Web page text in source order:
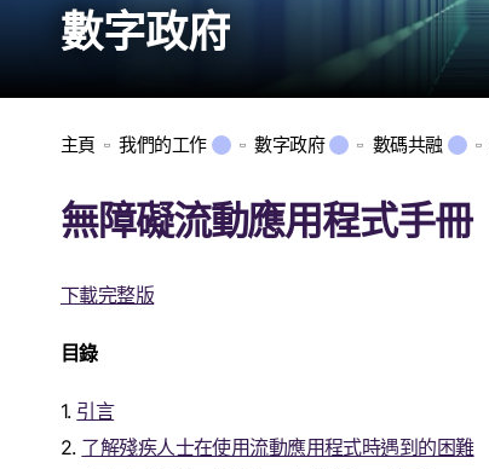
數字政府
主頁 我們的工作 數字政府 數碼共融
無障礙流動應用程式手冊
下載完整版
目錄
1. 引言
2. 了解殘疾人士在使用流動應用程式時遇到的困難